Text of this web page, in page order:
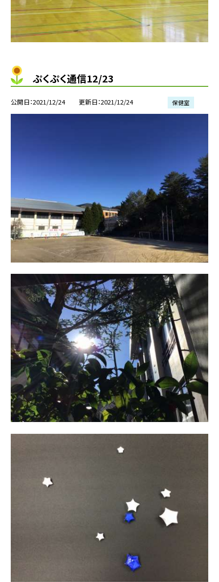
ぷくぷく通信12/23
公開日 2021/12/24 更新日 2021/12/24 保健室